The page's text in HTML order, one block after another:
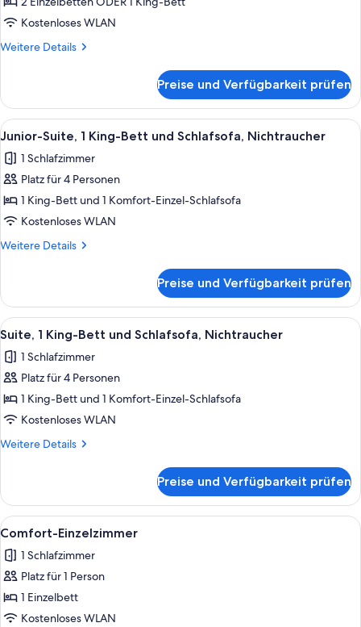
Kostenloses WLAN
Weitere Details
Weitere
Zimmer
Preise und Verfügbarkeit prüfen
Alle
Fotos
für
Junior-
Suite,
1 King-
Bett
Nichtraucher
anzeigen
Ein modernes Schlafzimmer mit
2
Junior-Suite, 1 King-Bett und Schlafsofa, Nichtraucher
1 Schlafzimmer
Platz für 4 Personen
1 King-Bett und 1 Komfort-Einzel-Schlafsofa
Kostenloses WLAN
Weitere Details
Weitere
Suite,
1 King-
Bett
Schlafsofa,
Nichtraucher
Preise und Verfügbarkeit prüfen
Alle
Fotos
für
Suite,
1 King-
Bett
und
anzeigen
Ein Hotelzimmer mit einem großen
2
Suite, 1 King-Bett und Schlafsofa, Nichtraucher
1 Schlafzimmer
Platz für 4 Personen
1 King-Bett und 1 Komfort-Einzel-Schlafsofa
Kostenloses WLAN
Weitere Details
Weitere
1 King-
Bett
und
Nichtraucher
Preise und Verfügbarkeit prüfen
Alle
Fotos
für
Comfort-
Einzelzimmer
anzeigen
Ein Hotelzimmer mit Bett,
4
Comfort-Einzelzimmer
1 Schlafzimmer
Platz für 1 Person
1 Einzelbett
Kostenloses WLAN